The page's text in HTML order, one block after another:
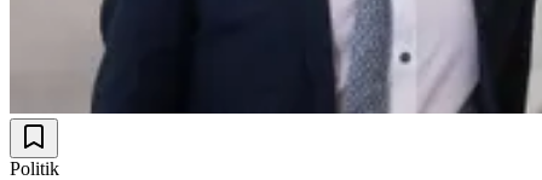
Politik